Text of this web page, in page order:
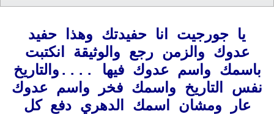
يا جورجيت انا حفيدتك وهذا حفيد
عدوك والزمن رجع والوثيقة انكتبت
باسمك واسم عدوك فيها ....والتاريخ
نفس التاريخ واسمك فخر واسم عدوك
عار ومشان اسمك الدهري دفع كل